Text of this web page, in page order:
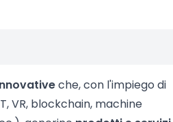
che, con l'impiego di
VR, blockchain, machine